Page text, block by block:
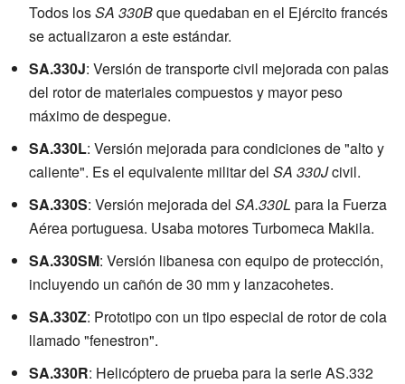
Todos losSA 330Bque quedaban en el Ejército francés
se actualizaron a este estándar.
SA.330J: Versión de transporte civil mejorada con palas
del rotor de materiales compuestos y mayor peso
máximo de despegue.
SA.330L: Versión mejorada para condiciones de "alto y
caliente". Es el equivalente militar del SA 330Jcivil.
SA.330S: Versión mejorada del SA.330L para la Fuerza
Aérea portuguesa. Usaba motores Turbomeca Makila.
SA.330SM: Versión libanesa con equipo de protección,
incluyendo un cañón de 30 mm y lanzacohetes.
SA.330Z: Prototipo con un tipo especial de rotor de cola
llamado "fenestron".
SA.330R: Helicóptero de prueba para la serie AS.332